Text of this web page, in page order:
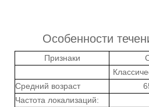
Особенности
Признаки
Средний возраст
Частота локализаций: